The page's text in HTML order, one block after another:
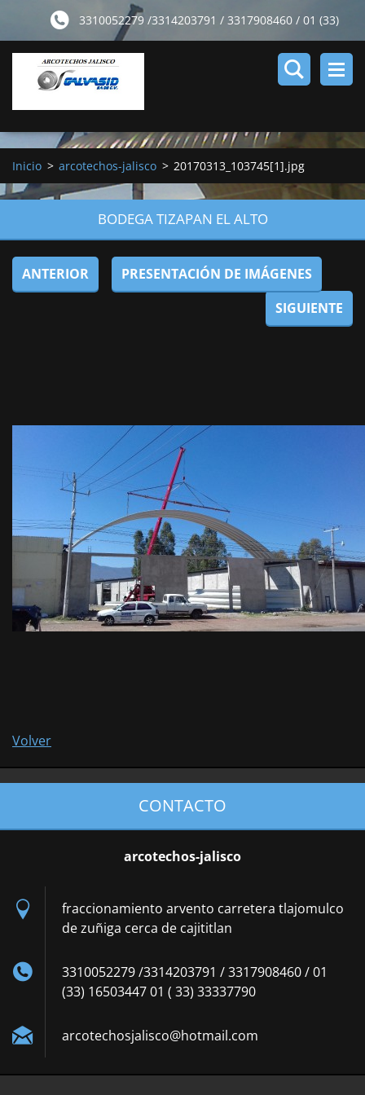
3310052279 /3314203791 / 3317908460 / 01 (33)
16503447 01 ( 33) 33337790
Inicio > arcotechos-jalisco > 20170313_103745[1].jpg
BODEGA TIZAPAN EL ALTO
ANTERIOR
PRESENTACIÓN DE IMÁGENES
SIGUIENTE
Volver
CONTACTO
arcotechos-jalisco
fraccionamiento arvento carretera tlajomulco
de zuñiga cerca de cajititlan
3310052279 /3314203791 / 3317908460 / 01
(33) 16503447 01 ( 33) 33337790
arcotechosjalisco@hotmail.com